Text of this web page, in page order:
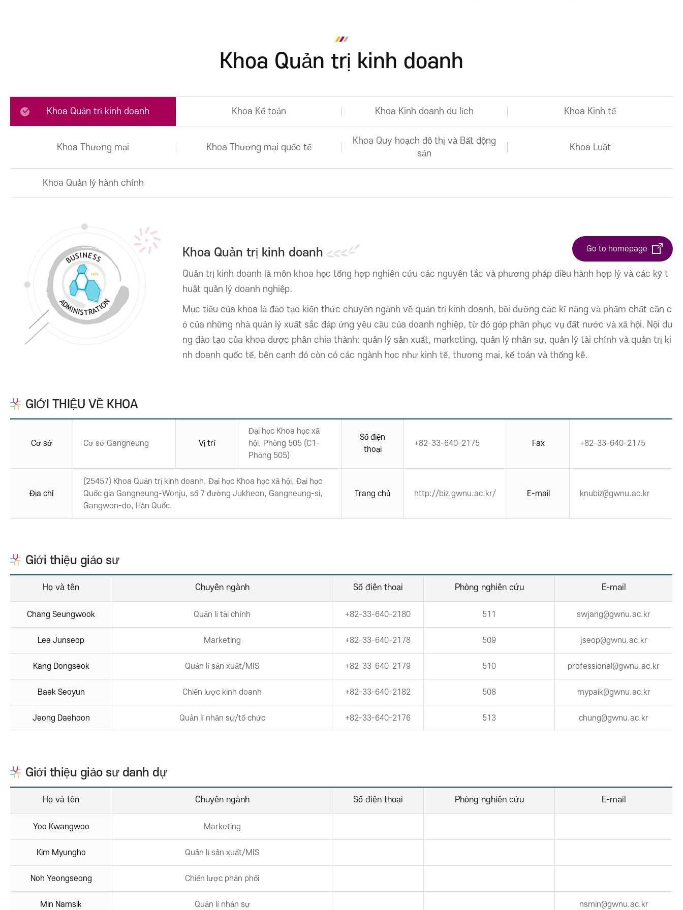
Đại học Khoa học Kỹ Khoa Quản trị kinh doanh
Khoa Quản trị kinh doanh Khoa Kế toán Khoa Kinh doanh du lịch Khoa Kinh tế
Khoa Thương mại Khoa Thương mại quốc tế
Khoa Quy hoạch đô thị và Bất động
sản
Khoa Luật
Khoa Quản lý hành chính
Khoa Quản trị kinh doanh Go to homepage
Quản trị kinh doanh là môn khoa học tổng hợp nghiên cứu các nguyên tắc và phương pháp điều hành hợp lý và các kỹ t
huật quản lý doanh nghiệp.
Mục tiêu của khoa là đào tạo kiến thức chuyên ngành về quản trị kinh doanh, bồi dưỡng các kĩ năng và phẩm chất cần c
ó của những nhà quản lý xuất sắc đáp ứng yêu cầu của doanh nghiệp, từ đó góp phần phục vụ đất nước và xã hội. Nội du
ng đào tạo của khoa được phân chia thành: quản lý sản xuất, marketing, quản lý nhân sự, quản lý tài chính và quản trị ki
nh doanh quốc tế, bên cạnh đó còn có các ngành học như kinh tế, thương mại, kế toán và thống kê.
GIỚI THIỆU VỀ KHOA
Cơ sở Cơ sở Gangneung Vị trí
Đại học Khoa học xã
hội, Phòng 505 (C1-
Phòng 505)
Số điện
thoại
+82-33-640-2175 Fax +82-33-640-2175
Địa chỉ
(25457) Khoa Quản trị kinh doanh, Đại học Khoa học xã hội, Đại học
Quốc gia Gangneung-Wonju, số 7 đường Jukheon, Gangneung-si,
Gangwon-do, Hàn Quốc.
Trang chủ http://biz.gwnu.ac.kr/ E-mail knubiz@gwnu.ac.kr
Giới thiệu giáo sư
Họ và tên Chuyên ngành Số điện thoại Phòng nghiên cứu E-mail
Chang Seungwook Quản lí tài chính +82-33-640-2180 511 swjang@gwnu.ac.kr
Lee Junseop Marketing +82-33-640-2178 509 jseop@gwnu.ac.kr
Kang Dongseok Quản lí sản xuất/MIS +82-33-640-2179 510 professional@gwnu.ac.kr
Baek Seoyun Chiến lược kinh doanh +82-33-640-2182 508 mypaik@gwnu.ac.kr
Jeong Daehoon Quản lí nhân sự/tổ chức +82-33-640-2176 513 chung@gwnu.ac.kr
Giới thiệu giáo sư danh dự
Họ và tên Chuyên ngành Số điện thoại Phòng nghiên cứu E-mail
Yoo Kwangwoo Marketing
Kim Myungho Quản lí sản xuất/MIS
Noh Yeongseong Chiến lược phân phối
Min Namsik Quản lí nhân sự nsmin@gwnu.ac.kr